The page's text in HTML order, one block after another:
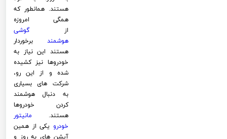
هستند. همانطور که
همگی امروزه
ازگوشی
هوشمند برخوردار
هستند این نیاز به
خودروها نیز کشیده
شده و از این رو،
شرکت های بسیاری
به دنبال هوشمند
کردن خودروها
هستند. مانیتور
خودرو یکی از همین